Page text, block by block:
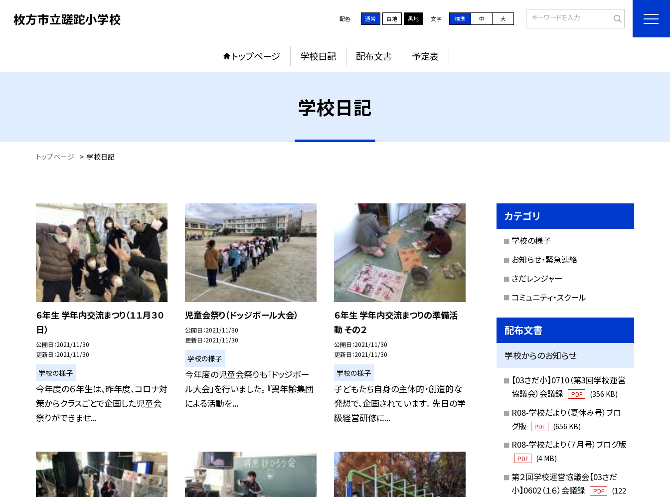
枚方市立蹉跎小学校 配色 通常 白地 黒地 文字 標準 中 大
トップページ 学校日記 配布文書 予定表
学校日記
トップページ > 学校日記
６年生 学年内交流まつり（１１月３０
日）
公開日 2021/11/30
更新日 2021/11/30
学校の様子
今年度の６年生は、昨年度、コロナ対
策からクラスごとで企画した児童会
祭りができませ...
児童会祭り（ドッジボール大会）
公開日 2021/11/30
更新日 2021/11/30
学校の様子
今年度の児童会祭りも「ドッジボー
ル大会」を行いました。 『異年齢集団
による活動を...
６年生 学年内交流まつりの準備活
動 その２
公開日 2021/11/30
更新日 2021/11/30
学校の様子
子どもたち自身の主体的・創造的な
発想で、企画されています。 先日の学
級経営研修に...
カテゴリ
学校の様子
お知らせ・緊急連絡
さだレンジャー
コミュニティ・スクール
配布文書
学校からのお知らせ
【03さだ小】0710（第3回学校運営
協議会）会議録
PDF (356 KB)
R08-学校だより（夏休み号）ブロ
グ版
PDF (656 KB)
R08-学校だより（７月号）ブログ版
PDF (4 MB)
第２回学校運営協議会【03さだ
小】0602（１６）会議録
PDF
(122